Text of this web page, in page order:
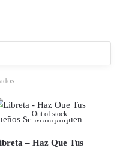
Out of stock
– Haz Que Tus